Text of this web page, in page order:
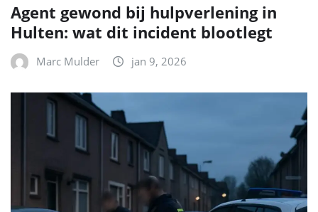
Agent gewond bij hulpverlening in
Hulten: wat dit incident blootlegt
Marc Mulder jan 9, 2026